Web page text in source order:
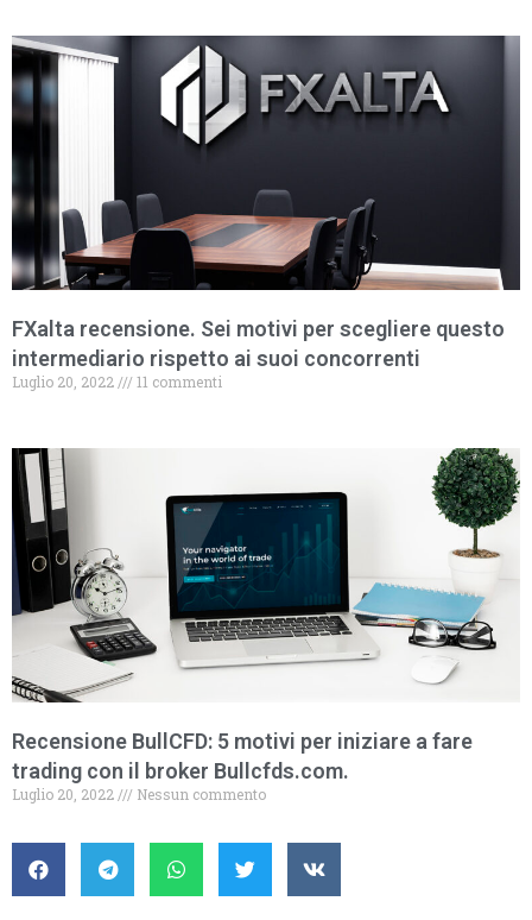
FXalta recensione. Sei motivi per scegliere questo
intermediario rispetto ai suoi concorrenti
Luglio 20, 2022 11 commenti
Recensione BullCFD: 5 motivi per iniziare a fare
trading con il broker Bullcfds.com.
Luglio 20, 2022 Nessun commento